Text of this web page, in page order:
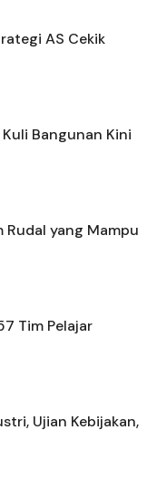
AS Cekik
Bangunan Kini
Rudal yang Mampu
Tim Pelajar
Ujian Kebijakan,